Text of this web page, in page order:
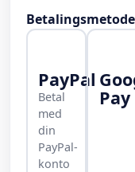
Betalingsmetode
PayPal
Betal
med
din
PayPal-
konto
Pay